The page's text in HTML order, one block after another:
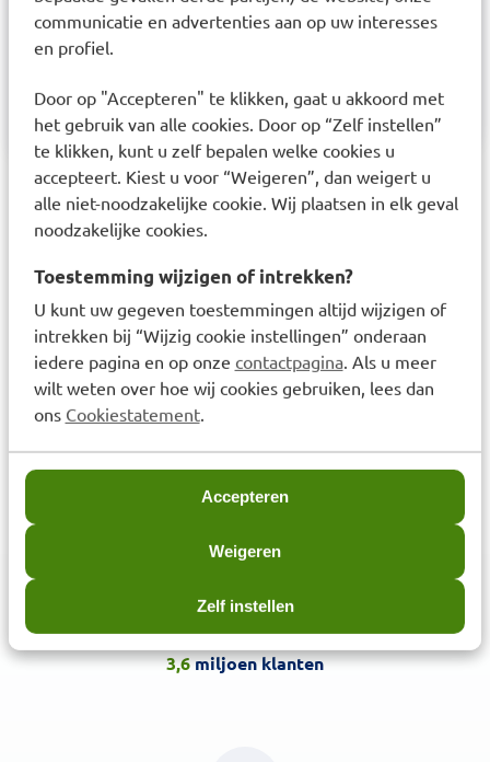
communicatie en advertenties aan op uw interesses
en profiel.
Door op "Accepteren" te klikken, gaat u akkoord met
het gebruik van alle cookies. Door op “Zelf instellen”
te klikken, kunt u zelf bepalen welke cookies u
accepteert. Kiest u voor “Weigeren”, dan weigert u
alle niet-noodzakelijke cookie. Wij plaatsen in elk geval
noodzakelijke cookies.
Toestemming wijzigen of intrekken?
U kunt uw gegeven toestemmingen altijd wijzigen of
intrekken bij “Wijzig cookie instellingen” onderaan
iedere pagina en op onze contactpagina. Als u meer
wilt weten over hoe wij cookies gebruiken, lees dan
ons Cookiestatement.
Accepteren
Weigeren
Zelf instellen
Vagisan Beschermende Zalf kan in de uitwendige
gebruikt.
Laatst bekeken items
Vagisan beschermende zalf
€
3,6miljoen klanten